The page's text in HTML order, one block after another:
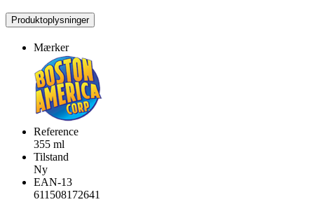
Produktoplysninger
Mærker
Reference
355 ml
Tilstand
Ny
EAN-13
611508172641